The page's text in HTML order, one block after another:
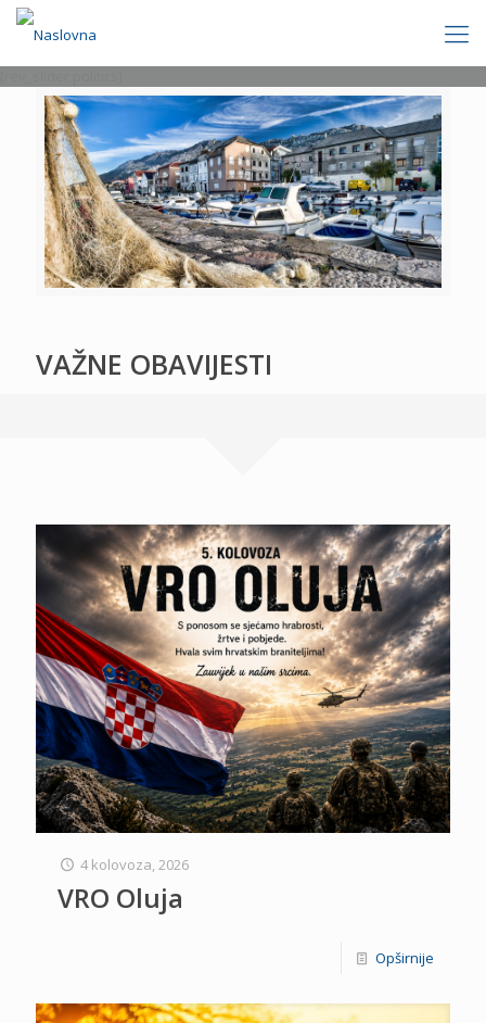
VAŽNE OBAVIJESTI
4 kolovoza, 2026
VRO Oluja
Opširnije